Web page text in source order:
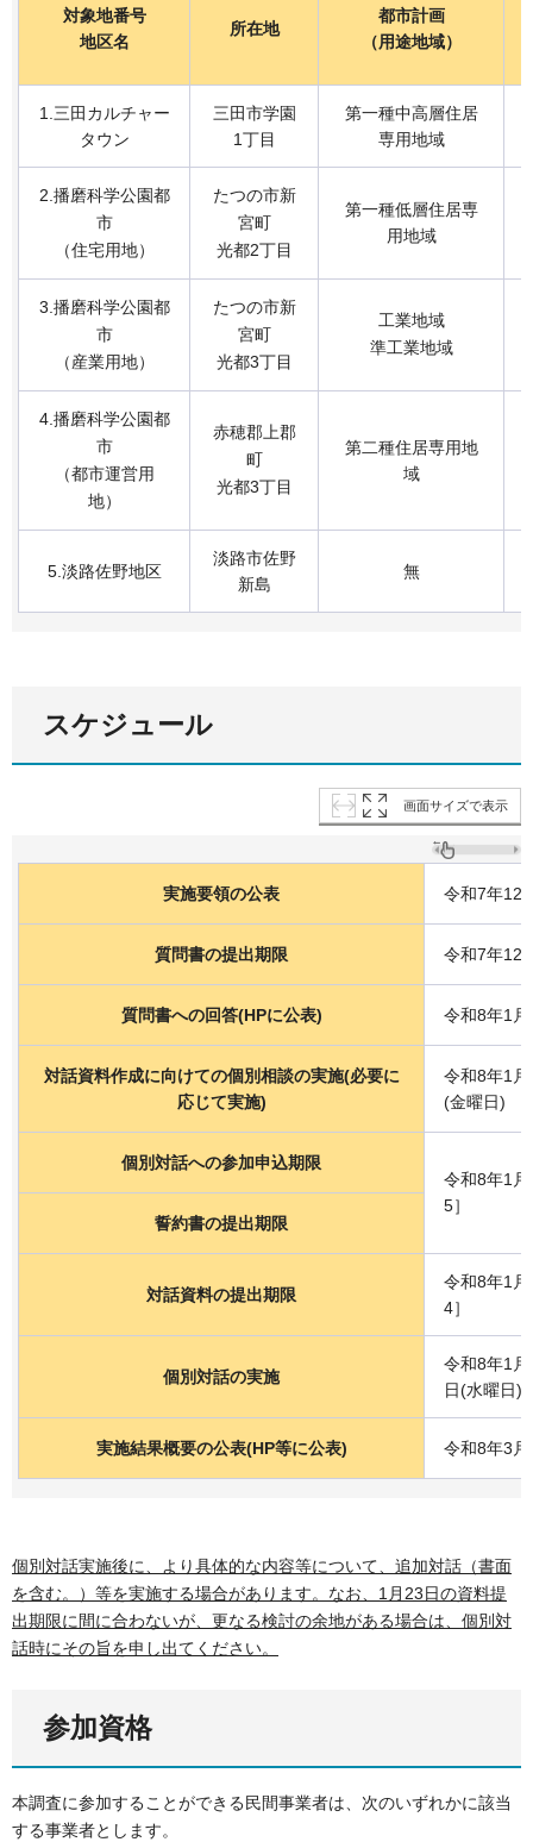
対象地番号
地区名
所在地
都市計画
（用途地域）
1.三田カルチャー
タウン
三田市学園
1丁目
第一種中高層住居
専用地域
2.播磨科学公園都
市
（住宅用地）
たつの市新
宮町
光都2丁目
第一種低層住居専
用地域
3.播磨科学公園都
市
（産業用地）
たつの市新
宮町
光都3丁目
工業地域
準工業地域
4.播磨科学公園都
市
（都市運営用
地）
赤穂郡上郡
町
光都3丁目
第二種住居専用地
域
5.淡路佐野地区
淡路市佐野
新島
無
スケジュール
画面サイズで表示
実施要領の公表 令和7年12
質問書の提出期限 令和7年12
質問書への回答(HPに公表) 令和8年1
対話資料作成に向けての個別相談の実施(必要に
応じて実施)
令和8年1
(金曜日)
個別対話への参加申込期限
令和8年1
5］
誓約書の提出期限
対話資料の提出期限
令和8年1
4］
個別対話の実施
令和8年1
日(水曜日)
実施結果概要の公表(HP等に公表) 令和8年3
個別対話実施後に、より具体的な内容等について、追加対話（書面
を含む。）等を実施する場合があります。なお、1月23日の資料提
出期限に間に合わないが、更なる検討の余地がある場合は、個別対
話時にその旨を申し出てください。
参加資格
本調査に参加することができる民間事業者は、次のいずれかに該当
する事業者とします。